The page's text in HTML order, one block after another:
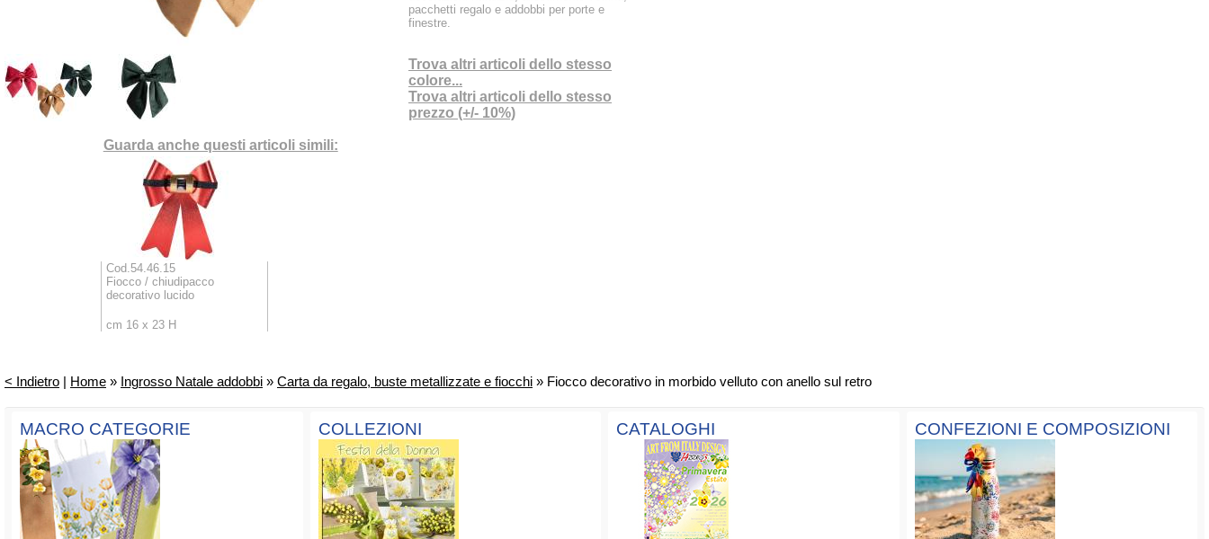
pacchetti regalo e addobbi per porte e
finestre.
Trova altri articoli dello stesso
colore...
Trova altri articoli dello stesso
prezzo (+/- 10%)
Guarda anche questi articoli simili:
Cod.54.46.15
Fiocco / chiudipacco
decorativo lucido
cm 16 x 23 H
< Indietro Home » Ingrosso Natale addobbi » Carta da regalo, buste metallizzate e fiocchi » Fiocco decorativo in morbido velluto con anello sul retro
MACRO CATEGORIE COLLEZIONI CATALOGHI CONFEZIONI E COMPOSIZIONI